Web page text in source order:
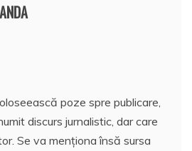
poze spre publicare,
discurs jurnalistic, dar care
Se va menționa însă sursa